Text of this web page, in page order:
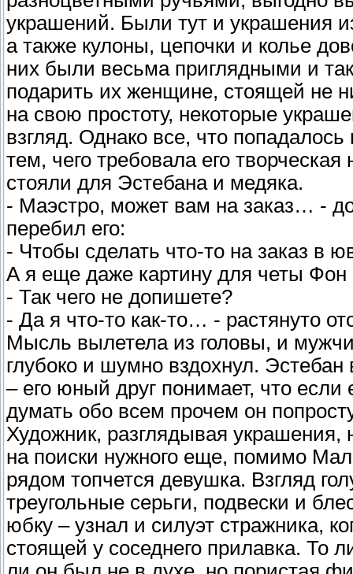
украшений. Были тут и украшения
а также кулоны, цепочки и колье
них были весьма приглядными и
подарить их женщине, стоящей не
на свою простоту, некоторые
взгляд. Однако все, что
тем, чего требовала его
стояли для Эстебана и медяка.
- Маэстро, может вам на заказ… -
перебил его:
- Чтобы сделать что-то на заказ в
А я еще даже картину для четы Фон
- Так чего не допишете?
- Да я что-то как-то… - растянуто
Мысль вылетела из головы, и
глубоко и шумно вздохнул.
– его юный друг понимает, что если
думать обо всем прочем он
Художник, разглядывая
на поиски нужного еще, помимо
рядом топчется девушка. Взгляд
треугольные серьги, подвески и
юбку – узнал и силуэт стражника,
стоящей у соседнего прилавка. То